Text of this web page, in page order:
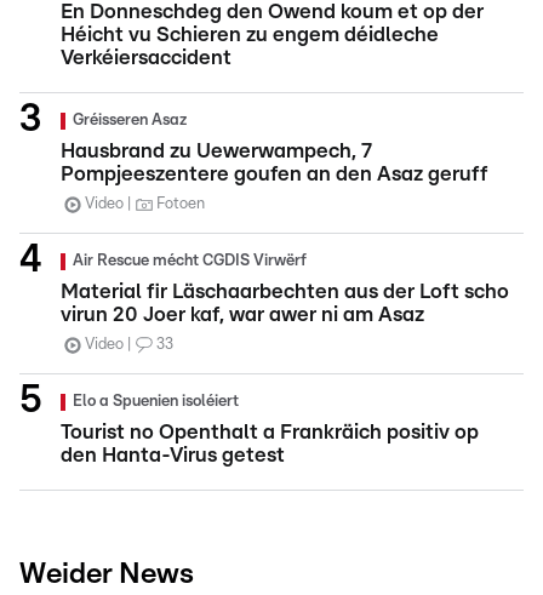
En Donneschdeg den Owend koum et op der
Héicht vu Schieren zu engem déidleche
Verkéiersaccident
Gréisseren Asaz
Hausbrand zu Uewerwampech, 7
Pompjeeszentere goufen an den Asaz geruff
Video Fotoen
Air Rescue mécht CGDIS Virwërf
Material fir Läschaarbechten aus der Loft scho
virun 20 Joer kaf, war awer ni am Asaz
Video 33
Elo a Spuenien isoléiert
Tourist no Openthalt a Frankräich positiv op
den Hanta-Virus getest
Weider News